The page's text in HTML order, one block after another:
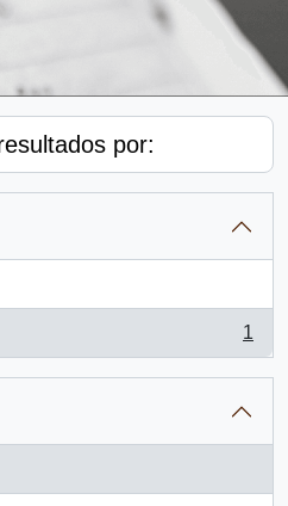
por:
1